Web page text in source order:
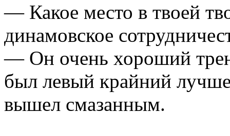
— Какое место в твоей
динамовское
— Он очень хороший
был левый крайний
вышел смазанным.